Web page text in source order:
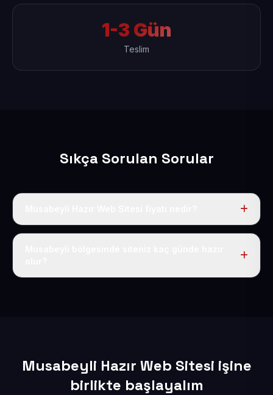
1-3 Gün
Teslim
Sıkça Sorulan Sorular
Tek fiyat uygulanır: yıllık 50 USD + KDV. Bu bedele alan
Musabeyli Hazır Web Sitesi işine
birlikte başlayalım